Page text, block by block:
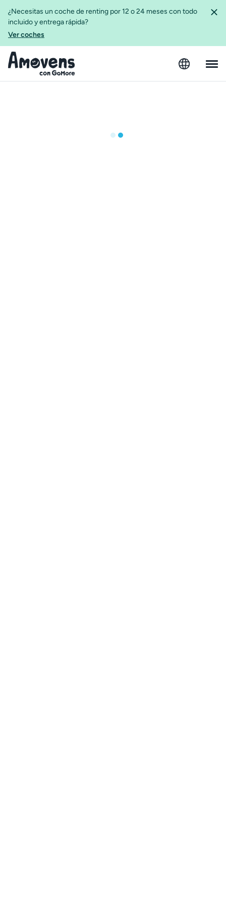
¿Necesitas un coche de renting por 12 o 24 meses con todo
incluido y entrega rápida?
Ver coches